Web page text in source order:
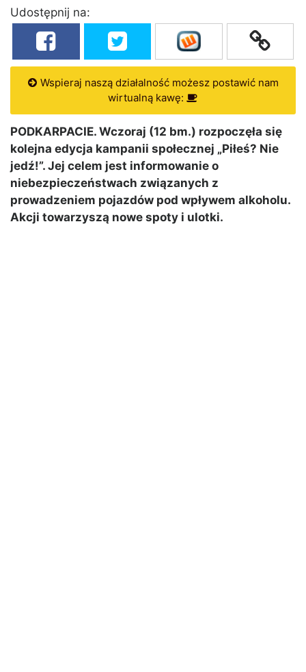
Udostępnij na:
Wspieraj naszą działalność możesz postawić nam
wirtualną kawę:
PODKARPACIE. Wczoraj (12 bm.) rozpoczęła się
kolejna edycja kampanii społecznej „Piłeś? Nie
jedź!”. Jej celem jest informowanie o
niebezpieczeństwach związanych z
prowadzeniem pojazdów pod wpływem alkoholu.
Akcji towarzyszą nowe spoty i ulotki.